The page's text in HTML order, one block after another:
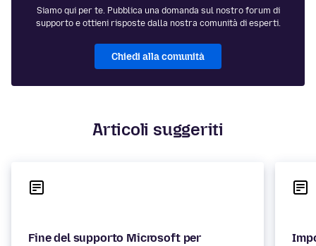
Siamo qui per te. Pubblica una domanda sul nostro forum di
supporto e ottieni risposte dalla nostra comunità di esperti.
Chiedi alla comunità
Articoli suggeriti
Fine del supporto Microsoft per